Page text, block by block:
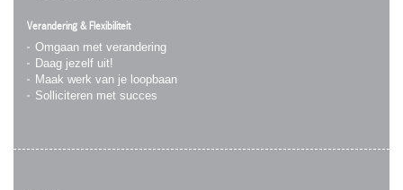
Verandering & Flexibiliteit
Omgaan met verandering
Daag jezelf uit!
Maak werk van je loopbaan
Solliciteren met succes